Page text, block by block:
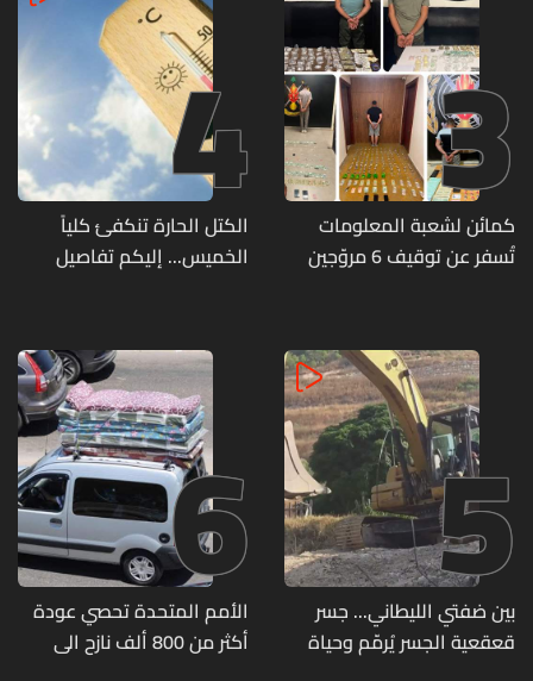
3
كمائن لشعبة المعلومات
تُسفر عن توقيف 6 مروّجين
4
الكتل الحارة تنكفئ كلياً
الخميس... إليكم تفاصيل
5
بين ضفتي الليطاني... جسر
قعقعية الجسر يُرمّم وحياة
6
الأمم المتحدة تحصي عودة
أكثر من 800 ألف نازح الى